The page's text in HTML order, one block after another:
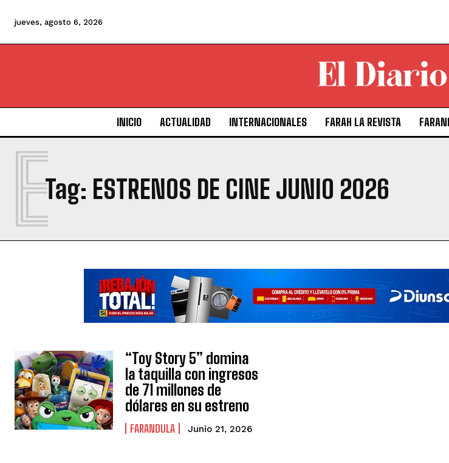
jueves, agosto 6, 2026
INICIO ACTUALIDAD INTERNACIONALES FARAH LA REVISTA
Tag: ESTRENOS DE CINE JUNIO 2026
E
“Toy Story 5” domina
la taquilla con ingresos
de 71 millones de
dólares en su estreno
FARANDULA Junio 21, 2026